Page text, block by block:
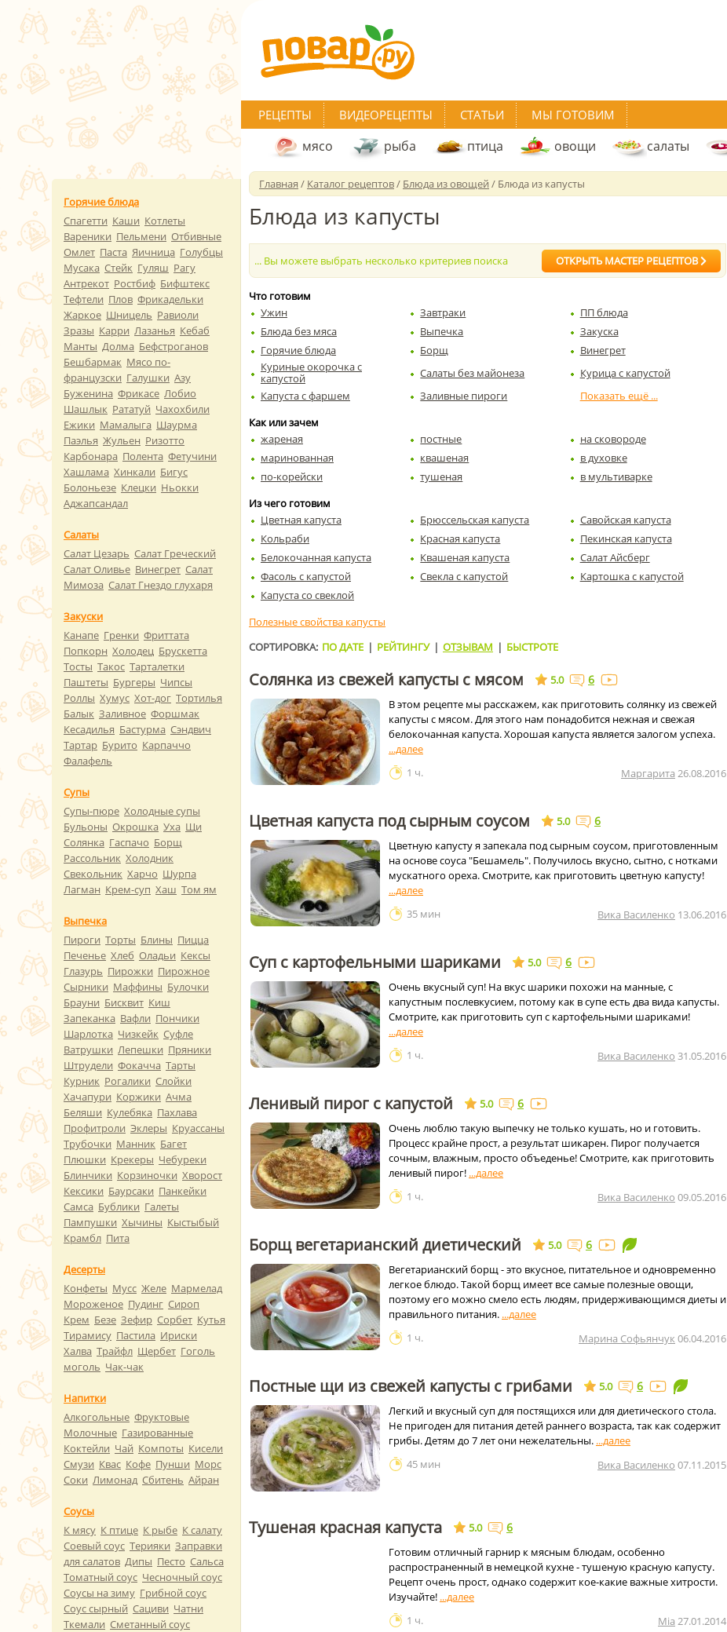
РЕЦЕПТЫ ВИДЕОРЕЦЕПТЫ СТАТЬИ МЫ ГОТОВИМ
мясо рыба птица овощи салаты
Главная / Каталог рецептов/ Блюда из овощей / Блюда из капусты
Блюда из капусты
... Вы можете выбрать несколько критериев поиска ОТКРЫТЬ МАСТЕР РЕЦЕПТОВ
Что готовим
Ужин
Завтраки
ПП блюда
Блюда без мяса
Выпечка
Закуска
Горячие блюда
Борщ
Винегрет
Куриные окорочка с
капустой
Салаты без майонеза
Курица с капустой
Капуста с фаршем
Заливные пироги
Как или зачем
жареная
постные
на сковороде
маринованная
квашеная
в духовке
по-корейски
тушеная
в мультиварке
Из чего готовим
Цветная капуста
Брюссельская капуста
Савойская капуста
Кольраби
Красная капуста
Пекинская капуста
Белокочанная капуста
Квашеная капуста
Салат Айсберг
Фасоль с капустой
Свекла с капустой
Картошка с капустой
Капуста со свеклой
Полезные свойства капусты
СОРТИРОВКА: ПО ДАТЕ | РЕЙТИНГУ | ОТЗЫВАМ | БЫСТРОТЕ
Солянка из свежей капусты с мясом 5.0 6
В этом рецепте мы расскажем, как приготовить солянку из свежей
капусты с мясом. Для этого нам понадобится нежная и свежая
белокочанная капуста. Хорошая капуста является залогом успеха.
1 ч. Маргарита 26.08.2016
Цветная капуста под сырным соусом 5.0 6
Цветную капусту я запекала под сырным соусом, приготовленным
на основе соуса "Бешамель". Получилось вкусно, сытно, с нотками
мускатного ореха. Смотрите, как приготовить цветную капусту!
35 мин Вика Василенко 13.06.2016
Суп с картофельными шариками 5.0 6
Очень вкусный суп! На вкус шарики похожи на манные, с
капустным послевкусием, потому как в супе есть два вида капусты.
Смотрите, как приготовить суп с картофельными шариками!
1 ч. Вика Василенко 31.05.2016
Ленивый пирог с капустой 5.0 6
Очень люблю такую выпечку не только кушать, но и готовить.
Процесс крайне прост, а результат шикарен. Пирог получается
сочным, влажным, просто объеденье! Смотрите, как приготовить
ленивый пирог!
1 ч.
Вика Василенко 09.05.2016
Борщ вегетарианский диетический 5.0 6
Вегетарианский борщ - это вкусное, питательное и одновременно
легкое блюдо. Такой борщ имеет все самые полезные овощи,
поэтому его можно смело есть людям, придерживающимся диеты и
правильного питания.
1 ч.
Марина Софьянчук 06.04.2016
Постные щи из свежей капусты с грибами 5.0 6
Легкий и вкусный суп для постящихся или для диетического стола.
Не пригоден для питания детей раннего возраста, так как содержит
грибы. Детям до 7 лет они нежелательны.
45 мин
Вика Василенко 07.11.2015
Тушеная красная капуста 5.0 6
Готовим отличный гарнир к мясным блюдам, особенно
распространенный в немецкой кухне - тушеную красную капусту.
Рецепт очень прост, однако содержит кое-какие важные хитрости.
Изучайте!
1 ч.
Mia 27.01.2014
Горячие блюда
Спагетти Каши Котлеты
Вареники Пельмени Отбивные
Омлет Паста Яичница Голубцы
Мусака Стейк Гуляш Рагу
Антрекот Ростбиф Бифштекс
Тефтели Плов Фрикадельки
Жаркое Шницель Равиоли
Зразы Карри Лазанья Кебаб
Манты Долма Бефстроганов
Бешбармак Мясо по-
французски Галушки Азу
Буженина Фрикасе Лобио
Шашлык Рататуй Чахохбили
Ежики Мамалыга Шаурма
Паэлья Жульен Ризотто
Карбонара Полента Фетучини
Хашлама Хинкали Бигус
Болоньезе Клецки Ньокки
Аджапсандал
Салаты
Салат Цезарь Салат Греческий
Салат Оливье Винегрет Салат
Мимоза Салат Гнездо глухаря
Закуски
Канапе Гренки Фриттата
Попкорн Холодец Брускетта
Тосты Такос Тарталетки
Паштеты Бургеры Чипсы
Роллы Хумус Хот-дог Тортилья
Балык Заливное Форшмак
Кесадилья Бастурма Сэндвич
Тартар Бурито Карпаччо
Фалафель
Супы
Супы-пюре Холодные супы
Бульоны Окрошка Уха Щи
Солянка Гаспачо Борщ
Рассольник Холодник
Свекольник Харчо Шурпа
Лагман Крем-суп Хаш Том ям
Выпечка
Пироги Торты Блины Пицца
Печенье Хлеб Оладьи Кексы
Глазурь Пирожки Пирожное
Сырники Маффины Булочки
Брауни Бисквит Киш
Запеканка Вафли Пончики
Шарлотка Чизкейк Суфле
Ватрушки Лепешки Пряники
Штрудели Фокачча Тарты
Курник Рогалики Слойки
Хачапури Коржики Ачма
Беляши Кулебяка Пахлава
Профитроли Эклеры Круассаны
Трубочки Манник Багет
Плюшки Крекеры Чебуреки
Блинчики Корзиночки Хворост
Кексики Баурсаки Панкейки
Самса Бублики Галеты
Пампушки Хычины Кыстыбый
Крамбл Пита
Десерты
Конфеты Мусс Желе Мармелад
Мороженое Пудинг Сироп
Крем Безе Зефир Сорбет Кутья
Тирамису Пастила Ириски
Халва Трайфл Щербет Гоголь
моголь Чак-чак
Напитки
Алкогольные Фруктовые
Молочные Газированные
Коктейли Чай Компоты Кисели
Смузи Квас Кофе Пунши Морс
Соки Лимонад Сбитень Айран
Соусы
К мясу К птице К рыбе К салату
Соевый соус Терияки Заправки
для салатов Дипы Песто Сальса
Томатный соус Чесночный соус
Соусы на зиму Грибной соус
Соус сырный Сациви Чатни
Ткемали Сметанный соус